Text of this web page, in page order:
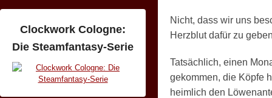
Nicht, dass wir uns
Herzblut dafür zu
Tatsächlich, einen
gekommen, die Köpfe
heimlich den
Clockwork Cologne:
Die Steamfantasy-Serie